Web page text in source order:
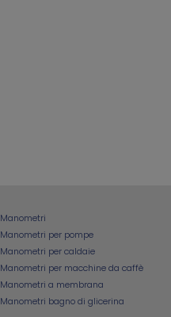
Manometri
Manometri per pompe
Manometri per caldaie
Manometri per macchine da caffè
Manometri a membrana
Manometri bagno di glicerina